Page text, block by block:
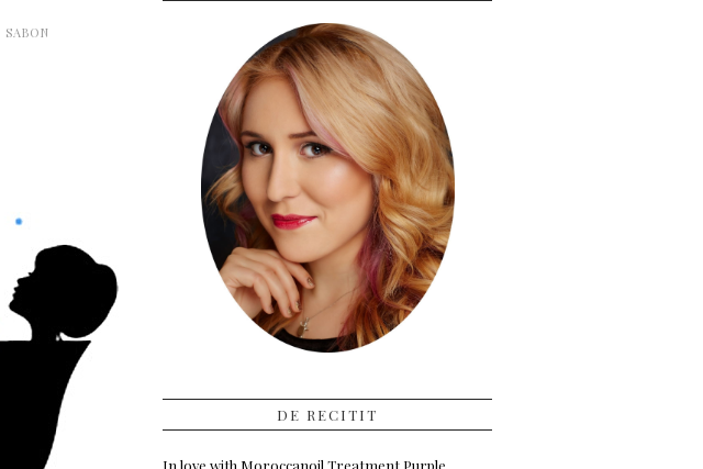
SABON
DE RECITIT
In love with Moroccanoil Treatment Purple